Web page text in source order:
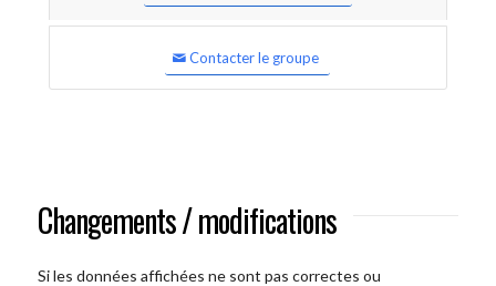
Contacter le groupe
Changements / modifications
Si les données affichées ne sont pas correctes ou